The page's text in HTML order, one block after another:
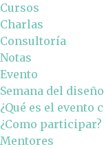
Cursos
Charlas
Consultoría
Notas
Evento
Semana del diseño
¿Qué es el evento
¿Como participar?
Mentores